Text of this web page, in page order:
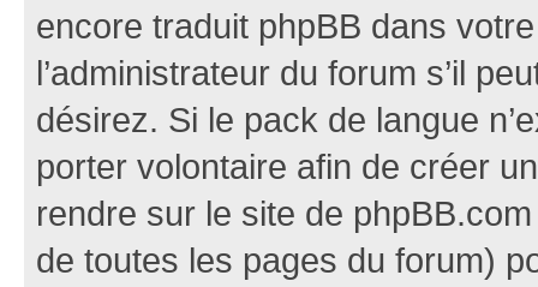
encore traduit phpBB dans
l’administrateur du forum s’il
désirez. Si le pack de langue
porter volontaire afin de créer
rendre sur le site de
de toutes les pages du forum)